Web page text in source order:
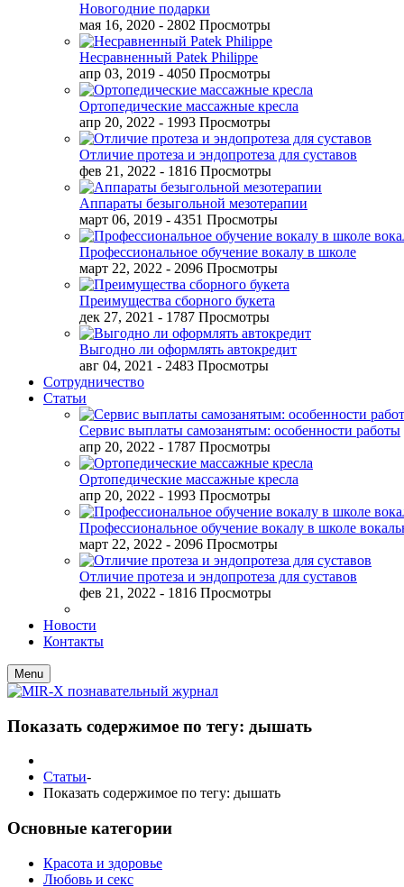
Новогодние подарки
мая 16, 2020 - 2802 Просмотры
Несравненный Patek Philippe
апр 03, 2019 - 4050 Просмотры
Ортопедические массажные кресла
апр 20, 2022 - 1993 Просмотры
Отличие протеза и эндопротеза для суставов
фев 21, 2022 - 1816 Просмотры
Аппараты безыгольной мезотерапии
март 06, 2019 - 4351 Просмотры
Профессиональное обучение вокалу в школе
март 22, 2022 - 2096 Просмотры
Преимущества сборного букета
дек 27, 2021 - 1787 Просмотры
Выгодно ли оформлять автокредит
авг 04, 2021 - 2483 Просмотры
Сотрудничество
Статьи
Сервис выплаты самозанятым: особенности работы
апр 20, 2022 - 1787 Просмотры
Ортопедические массажные кресла
апр 20, 2022 - 1993 Просмотры
Профессиональное обучение вокалу в школе
март 22, 2022 - 2096 Просмотры
Отличие протеза и эндопротеза для суставов
фев 21, 2022 - 1816 Просмотры
Новости
Контакты
Menu
Показать содержимое по тегу: дышать
Статьи-
Показать содержимое по тегу: дышать
Основные категории
Красота и здоровье
Любовь и секс